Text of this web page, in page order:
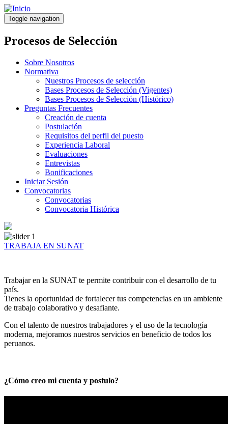
Pasar
al
contenido
principal
Toggle navigation
Procesos de Selección
Sobre Nosotros
Normativa
Nuestros Procesos de selección
Bases Procesos de Selección (Vigentes)
Bases Procesos de Selección (Histórico)
Preguntas Frecuentes
Creación de cuenta
Postulación
Requisitos del perfil del puesto
Experiencia Laboral
Evaluaciones
Entrevistas
Bonificaciones
Iniciar Sesión
Convocatorias
Convocatorias
Convocatoria Histórica
TRABAJA EN SUNAT
Trabajar en la SUNAT te permite contribuir con el desarrollo de tu
país.
Tienes la oportunidad de fortalecer tus competencias en un ambiente
de trabajo colaborativo y desafiante.
Con el talento de nuestros trabajadores y el uso de la tecnología
moderna, mejoramos nuestros servicios en beneficio de todos los
peruanos.
¿Cómo creo mi cuenta y postulo?